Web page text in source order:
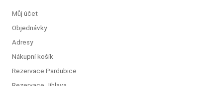
Můj účet
Objednávky
Adresy
Nákupní košík
Rezervace Pardubice